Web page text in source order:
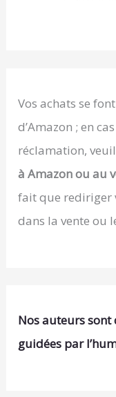
Vos achats se
d’Amazon ; en
réclamation,
à Amazon ou au
fait que rediriger
dans la vente ou
Nos auteurs sont
guidées par